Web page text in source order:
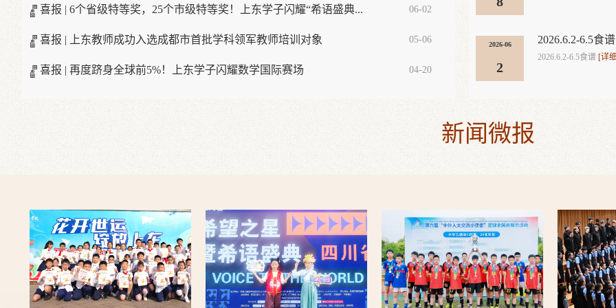
喜报 | 6个省级特等奖，25个市级特等奖！上东学子闪耀“希语盛典... 06-02
喜报 | 上东教师成功入选成都市首批学科领军教师培训对象 05-06
喜报 | 再度跻身全球前5%！上东学子闪耀数学国际赛场 04-20
2026-06
2
2026.6.2-6.5食谱
2026.6.2-6.5食谱 [详
新闻微报